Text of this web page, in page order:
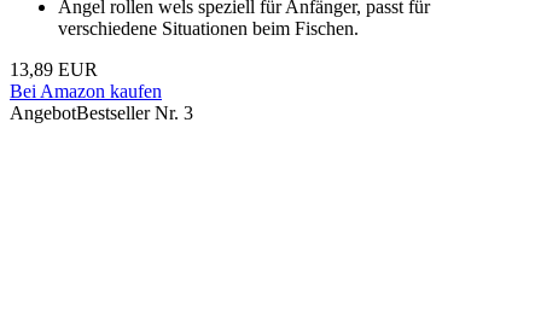
Angel rollen wels speziell für Anfänger, passt für
verschiedene Situationen beim Fischen.
13,89 EUR
Bei Amazon kaufen
AngebotBestseller Nr. 3